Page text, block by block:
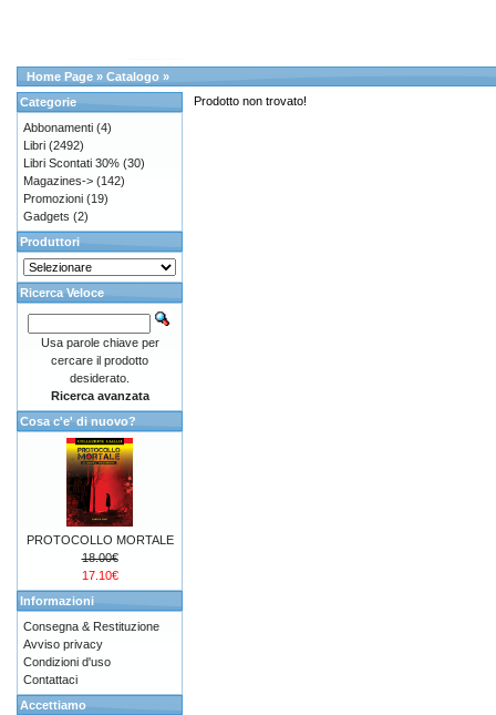
Home Page » Catalogo »
Prodotto non trovato!
Categorie
Abbonamenti (4)
Libri (2492)
Libri Scontati 30% (30)
Magazines-> (142)
Promozioni (19)
Gadgets (2)
Produttori
Ricerca Veloce
Usa parole chiave per
cercare il prodotto
desiderato.
Ricerca avanzata
Cosa c'e' di nuovo?
PROTOCOLLO MORTALE
18.00€
17.10€
Informazioni
Consegna & Restituzione
Avviso privacy
Condizioni d'uso
Contattaci
Accettiamo